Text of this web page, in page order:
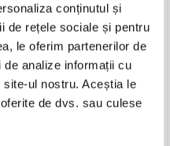
conținutul și
de rețele sociale și pentru
le oferim partenerilor de
analize informații cu
ul nostru. Aceștia le
de dvs. sau culese
Webster's desk dictionary of the
Pret:37,00Lei 24,05 Lei
Adaugă în coș